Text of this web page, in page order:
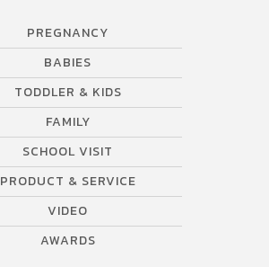
PREGNANCY
BABIES
TODDLER & KIDS
FAMILY
SCHOOL VISIT
PRODUCT & SERVICE
VIDEO
AWARDS